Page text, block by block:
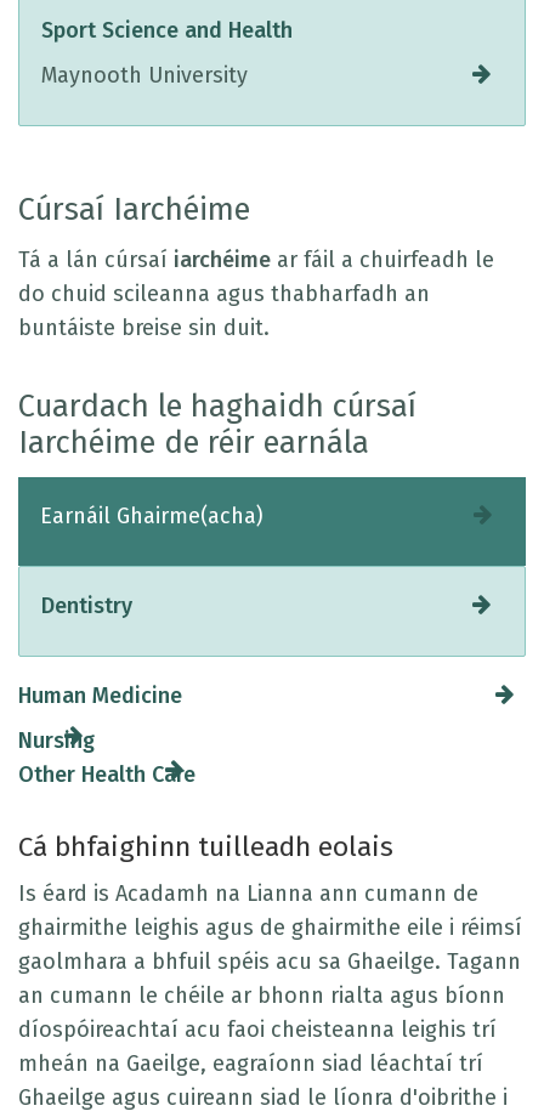
Sport Science and Health
Maynooth University
Cúrsaí Iarchéime
Tá a lán cúrsaí iarchéime ar fáil a chuirfeadh le
do chuid scileanna agus thabharfadh an
buntáiste breise sin duit.
Cuardach le haghaidh cúrsaí
Iarchéime de réir earnála
Earnáil Ghairme(acha)
Dentistry
Human Medicine
Nursing
Other Health Care
Cá bhfaighinn tuilleadh eolais
Is éard is Acadamh na Lianna ann cumann de
ghairmithe leighis agus de ghairmithe eile i réimsí
gaolmhara a bhfuil spéis acu sa Ghaeilge. Tagann
an cumann le chéile ar bhonn rialta agus bíonn
díospóireachtaí acu faoi cheisteanna leighis trí
mheán na Gaeilge, eagraíonn siad léachtaí trí
Ghaeilge agus cuireann siad le líonra d'oibrithe i